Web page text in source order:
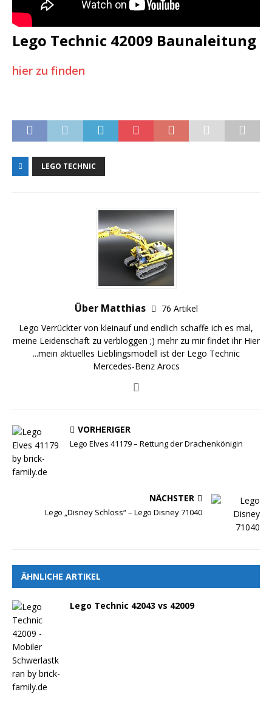
Lego Technic 42009 Baunaleitung
hier zu finden
LEGO TECHNIC
Über Matthias
76 Artikel
Lego Verrückter von kleinauf und endlich schaffe ich es mal,
meine Leidenschaft zu verbloggen ;) mehr zu mir findet ihr Hier
...mein aktuelles Lieblingsmodell ist der Lego Technic
Mercedes-Benz Arocs
VORHERIGER
Lego Elves 41179 – Rettung der Drachenkönigin
NÄCHSTER
Lego „Disney Schloss“ – Lego Disney 71040
ÄHNLICHE ARTIKEL
Lego Technic 42043 vs 42009